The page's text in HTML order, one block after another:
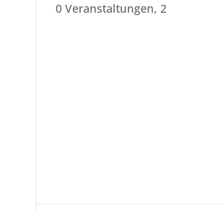
0 Veranstaltungen, 2